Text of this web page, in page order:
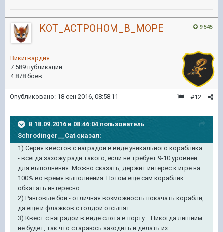
9 545
KOT_ACTPOHOM_B_MOPE
Викигвардия
7 589 публикаций
4 878 боёв
#12
Опубликовано: 18 сен 2016, 08:58:11
В 18.09.2016 в 08:46:04 пользователь
Schrodinger__Cat сказал:
1) Серия квестов с наградой в виде уникального кораблика
- всегда захожу ради такого, если не требует 9-10 уровней
для выполнения. Можно сказать, держит интерес к игре на
100% во время выполнения. Потом еще сам кораблик
обкатать интересно.
2) Ранговые бои - отличная возможность покачать корабли,
да еще и флажков с голдой отсыпят.
3) Квест с наградой в виде слота в порту... Никогда лишним
не будет, так что стараюсь заходить и делать их.